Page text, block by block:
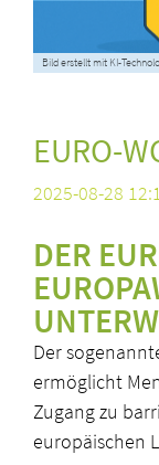
Bild erstellt mit KI-
EURO-
2025-08-28
DER
Der
ermöglicht
Zugang zu
europäischen